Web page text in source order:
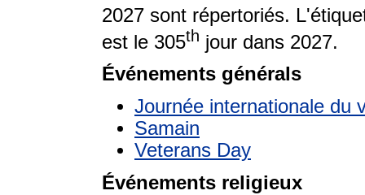
2027 sont répertoriés.
est le 305th jour dans 2027.
Événements générals
Journée internationale du
Samain
Veterans Day
Événements religieux